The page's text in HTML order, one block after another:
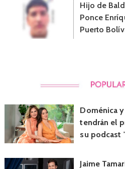
Hijo de
Ponce
Puerto
Doménica
tendrán el
su podcast
Jaime